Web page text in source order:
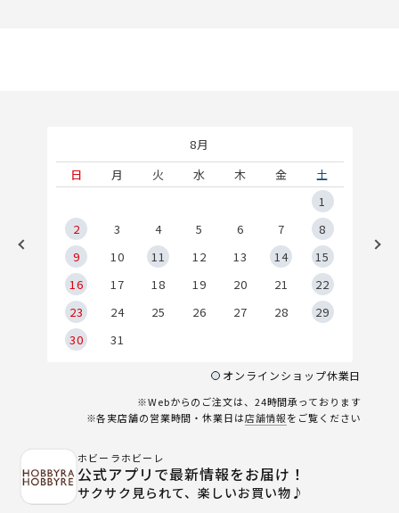
8月
日
月 火 水 木 金
土
1
2
3 4 5 6 7
8
9
10 11 12 13 14
15
16
17 18 19 20 21
22
23
24 25 26 27 28
29
30
31
オンラインショップ休業日
※Webからのご注文は、24時間承っております
※各実店舗の営業時間・休業日は店舗情報をご覧ください
ホビーラホビーレ
公式アプリで最新情報をお届け！
サクサク見られて、楽しいお買い物♪